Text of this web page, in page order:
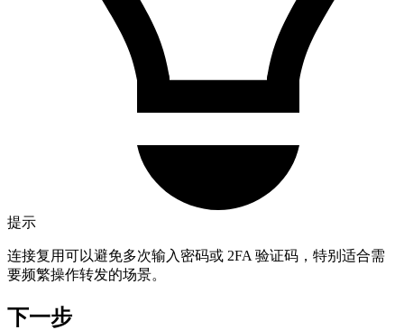
提示
连接复用可以避免多次输入密码或 2FA 验证码，特别适合需
要频繁操作转发的场景。
下一步